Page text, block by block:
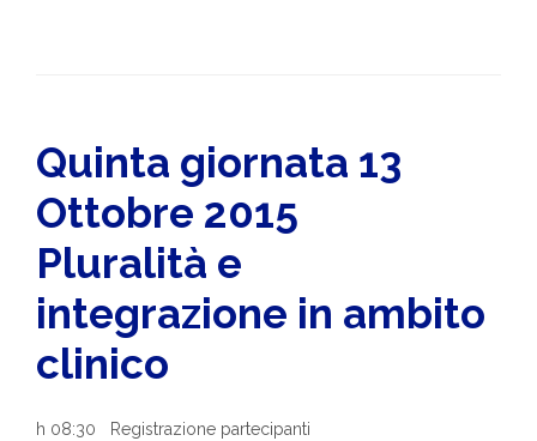
Quinta giornata 13
Ottobre 2015
Pluralità e
integrazione in ambito
clinico
h 08:30 Registrazione partecipanti